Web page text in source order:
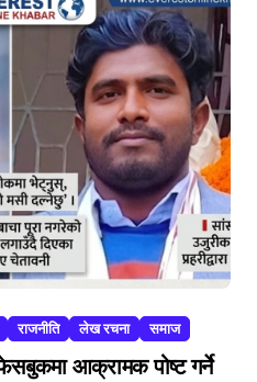
राजनीति लेख रचना समाज
आक्रामक पोष्ट गर्ने